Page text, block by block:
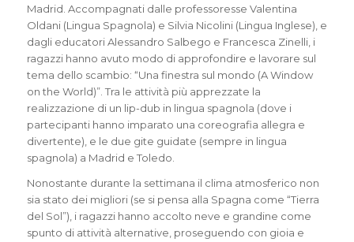
Madrid. Accompagnati dalle professoresse Valentina
Oldani (Lingua Spagnola) e Silvia Nicolini (Lingua Inglese), e
dagli educatori Alessandro Salbego e Francesca Zinelli, i
ragazzi hanno avuto modo di approfondire e lavorare sul
tema dello scambio: “Una finestra sul mondo (A Window
on the World)”. Tra le attività più apprezzate la
realizzazione di un lip-dub in lingua spagnola (dove i
partecipanti hanno imparato una coreografia allegra e
divertente), e le due gite guidate (sempre in lingua
spagnola) a Madrid e Toledo.
Nonostante durante la settimana il clima atmosferico non
sia stato dei migliori (se si pensa alla Spagna come “Tierra
del Sol”), i ragazzi hanno accolto neve e grandine come
spunto di attività alternative, proseguendo con gioia e